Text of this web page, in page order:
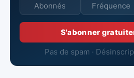
Abonnés
Fréquence
S'abonner
Pas de spam ·